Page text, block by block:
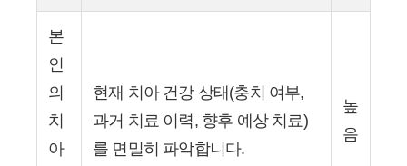
본
인
의
치
아
현재 치아 건강 상태(충치 여부,
과거 치료 이력, 향후 예상 치료)
를 면밀히 파악합니다.
높
음